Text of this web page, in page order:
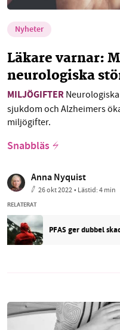
Nyheter
Läkare varnar:
neurologiska
MILJÖGIFTER
sjukdom och Alzheimers
miljögifter.
Snabbläs
Anna Nyquist
26 okt 2022• Lästid:4 min
RELATERAT
PFAS ger dubbel